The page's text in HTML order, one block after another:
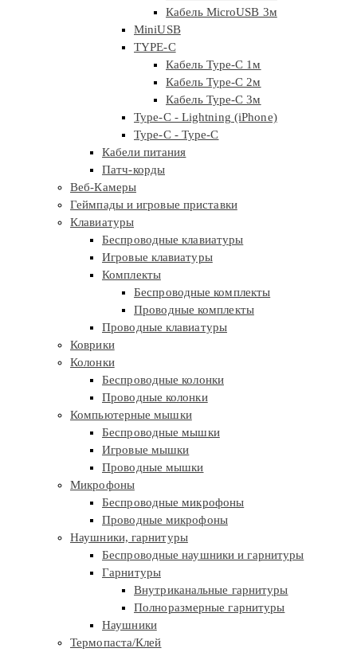
Кабель MicroUSB 3м
MiniUSB
TYPE-C
Кабель Type-C 1м
Кабель Type-C 2м
Кабель Type-C 3м
Type-C - Lightning (iPhone)
Type-C - Type-C
Кабели питания
Патч-корды
Веб-Камеры
Геймпады и игровые приставки
Клавиатуры
Беспроводные клавиатуры
Игровые клавиатуры
Комплекты
Беспроводные комплекты
Проводные комплекты
Проводные клавиатуры
Коврики
Колонки
Беспроводные колонки
Проводные колонки
Компьютерные мышки
Беспроводные мышки
Игровые мышки
Проводные мышки
Микрофоны
Беспроводные микрофоны
Проводные микрофоны
Наушники, гарнитуры
Беспроводные наушники и гарнитуры
Гарнитуры
Внутриканальные гарнитуры
Полноразмерные гарнитуры
Наушники
Термопаста/Клей